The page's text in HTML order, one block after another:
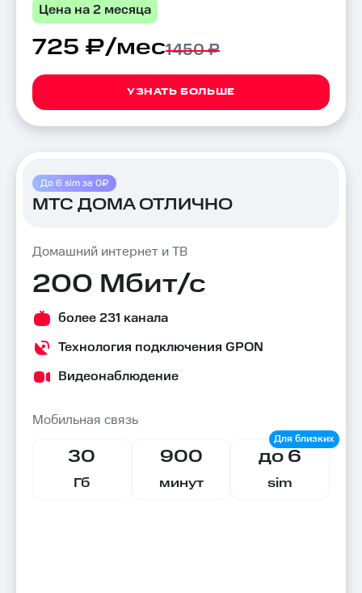
Цена на 2 месяца
725 ₽/мес1450 ₽
УЗНАТЬ БОЛЬШЕ
До 6 sim за 0₽
МТС ДОМА ОТЛИЧНО
Домашний интернет и ТВ
200 Мбит/с
более 231 канала
Технология подключения GPON
Видеонаблюдение
Мобильная связь
30
Гб
900
минут
до 6
sim